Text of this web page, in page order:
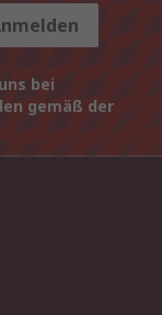
bei
gemäß der